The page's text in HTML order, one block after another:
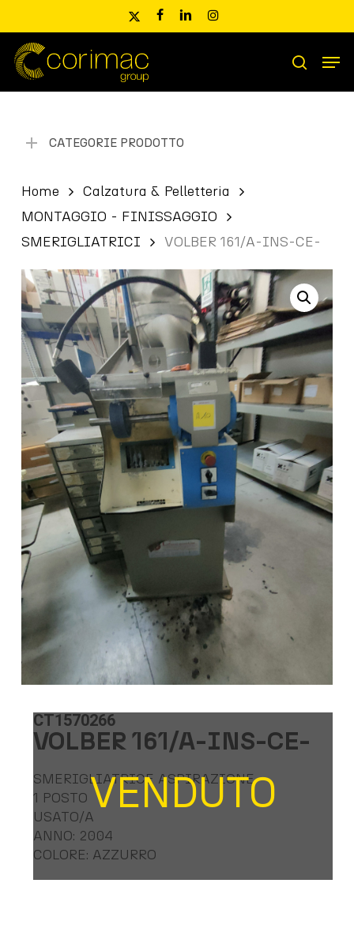
main
content
x-
facebooklinkedininstagram
Ricerca
prodotti
search
CATEGORIE PRODOTTO
Home
Calzatura & Pelletteria
MONTAGGIO - FINISSAGGIO
SMERIGLIATRICI
VOLBER 161/A-INS-CE-
VENDUTO
CT1570266
VOLBER 161/A-INS-CE-
SMERIGLIATRICE ASPIRAZIONE
1 POSTO
USATO/A
ANNO: 2004
COLORE: AZZURRO